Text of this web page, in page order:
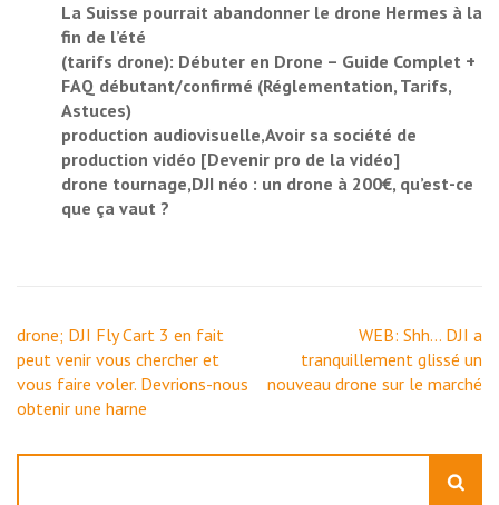
La Suisse pourrait abandonner le drone Hermes à la
fin de l’été
(tarifs drone): Débuter en Drone – Guide Complet +
FAQ débutant/confirmé (Réglementation, Tarifs,
Astuces)
production audiovisuelle,Avoir sa société de
production vidéo [Devenir pro de la vidéo]
drone tournage,DJI néo : un drone à 200€, qu’est-ce
que ça vaut ?
Navigation
de
l’article
drone; DJI Fly Cart 3 en fait
peut venir vous chercher et
vous faire voler. Devrions-nous
obtenir une harne
WEB: Shh… DJI a
tranquillement glissé un
nouveau drone sur le marché